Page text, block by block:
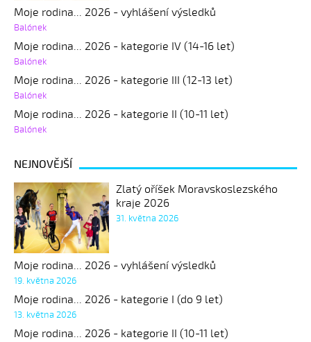
Moje rodina... 2026 - vyhlášení výsledků
Balónek
Moje rodina... 2026 - kategorie IV (14-16 let)
Balónek
Moje rodina... 2026 - kategorie III (12-13 let)
Balónek
Moje rodina... 2026 - kategorie II (10-11 let)
Balónek
NEJNOVĚJŠÍ
Zlatý oříšek Moravskoslezského
kraje 2026
31. května 2026
Moje rodina... 2026 - vyhlášení výsledků
19. května 2026
Moje rodina... 2026 - kategorie I (do 9 let)
13. května 2026
Moje rodina... 2026 - kategorie II (10-11 let)